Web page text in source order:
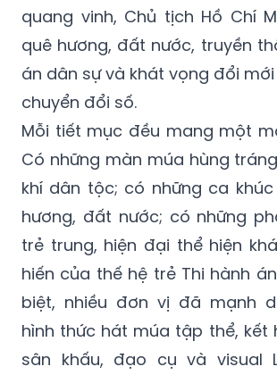
quang vinh, Chủ tịch Hồ Chí
quê hương, đất nước, truyền
án dân sự và khát vọng đổi
chuyển đổi số.
Mỗi tiết mục đều mang một
Có những màn múa hùng
khí dân tộc; có những ca
hương, đất nước; có những
trẻ trung, hiện đại thể hiện
hiến của thế hệ trẻ Thi hành
biệt, nhiều đơn vị đã mạnh
hình thức hát múa tập thể, kết
sân khấu, đạo cụ và visual